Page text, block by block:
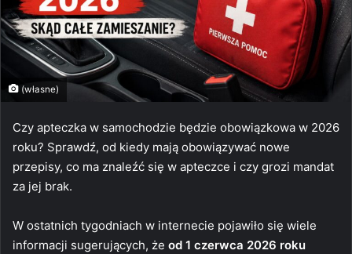
(własne)
Czy apteczka w samochodzie będzie obowiązkowa w 2026
roku? Sprawdź, od kiedy mają obowiązywać nowe
przepisy, co ma znaleźć się w apteczce i czy grozi mandat
za jej brak.
W ostatnich tygodniach w internecie pojawiło się wiele
informacji sugerujących, że od 1 czerwca 2026 roku